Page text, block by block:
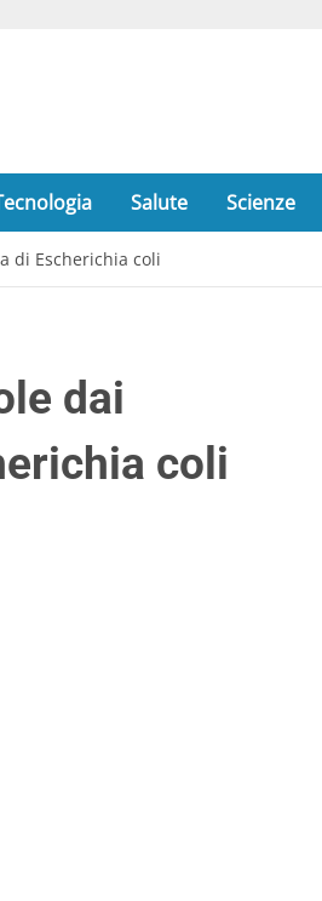
Salute Scienze
di Escherichia coli
dai
coli